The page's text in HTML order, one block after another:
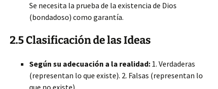
Se necesita la prueba de la existencia de Dios
(bondadoso) como garantía.
2.5 Clasificación de las Ideas
Según su adecuación a la realidad: 1. Verdaderas
(representan lo que existe). 2. Falsas (representan lo
que no existe).